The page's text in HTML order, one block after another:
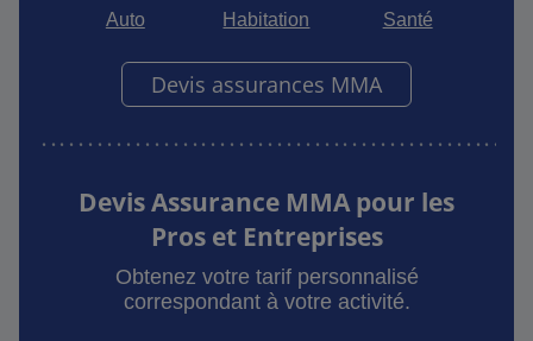
Auto Habitation Santé
Devis assurances MMA
Devis Assurance MMA pour les
Pros et Entreprises
Obtenez votre tarif personnalisé
correspondant à votre activité.